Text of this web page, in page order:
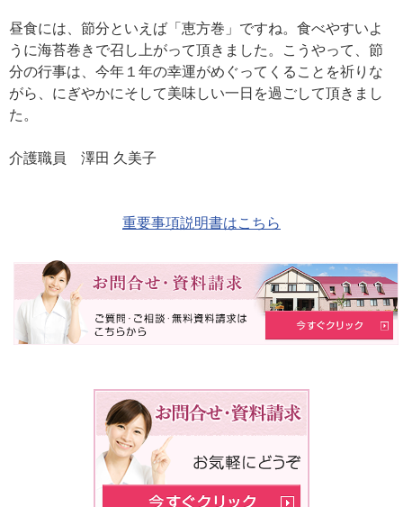
昼食には、節分といえば「恵方巻」ですね。食べやすいよ
うに海苔巻きで召し上がって頂きました。こうやって、節
分の行事は、今年１年の幸運がめぐってくることを祈りな
がら、にぎやかにそして美味しい一日を過ごして頂きまし
た。
介護職員 澤田 久美子
重要事項説明書はこちら